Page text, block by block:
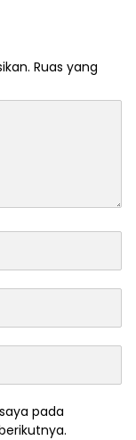
Ruas yang
pada